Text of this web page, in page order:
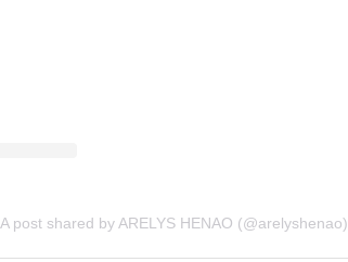
A post shared by ARELYS HENAO (@arelyshenao)